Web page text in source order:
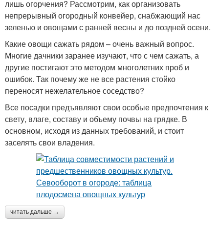
лишь огорчения? Рассмотрим, как организовать
непрерывный огородный конвейер, снабжающий нас
зеленью и овощами с ранней весны и до поздней осени.
Какие овощи сажать рядом – очень важный вопрос.
Многие дачники заранее изучают, что с чем сажать, а
другие постигают это методом многолетних проб и
ошибок. Так почему же не все растения стойко
переносят нежелательное соседство?
Все посадки предъявляют свои особые предпочтения к
свету, влаге, составу и объему почвы на грядке. В
основном, исходя из данных требований, и стоит
заселять свои владения.
читать дальше →